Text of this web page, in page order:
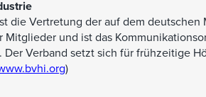
die Vertretung der auf dem
und ist das
Verband setzt sich für frühzeitige
)